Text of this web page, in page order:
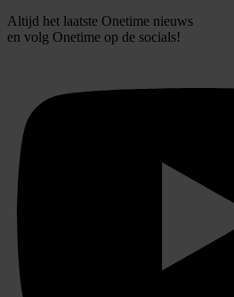
Altijd het laatste Onetime nieuws
en volg Onetime op de socials!